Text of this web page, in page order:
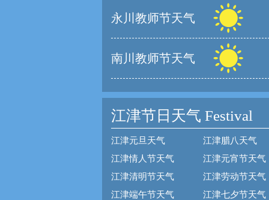
永川教师节天气
南川教师节天气
江津节日天气 Festival
江津元旦天气
江津腊八天气
江津情人节天气
江津元宵节天气
江津清明节天气
江津劳动节天气
江津端午节天气
江津七夕节天气